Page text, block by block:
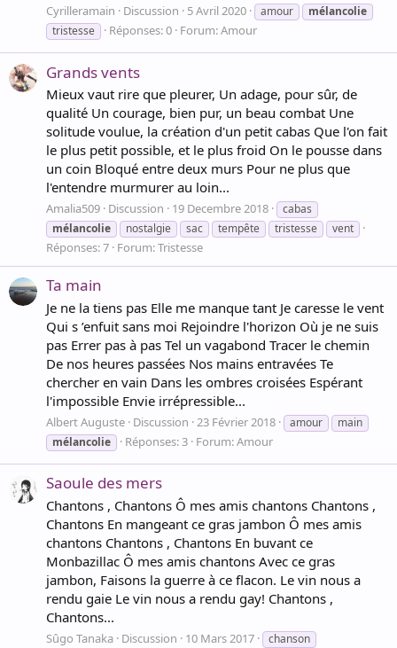
Cyrilleramain Discussion 5 Avril 2020 amour
mélancolie
tristesse
Réponses: 0 Forum:Amour
Grands vents
Mieux vaut rire que pleurer, Un adage, pour sûr, de
qualité Un courage, bien pur, un beau combat Une
solitude voulue, la création d'un petit cabas Que l'on fait
le plus petit possible, et le plus froid On le pousse dans
un coin Bloqué entre deux murs Pour ne plus que
l'entendre murmurer au loin...
Amalia509 Discussion 19 Decembre 2018
cabas
mélancolie
nostalgie sac tempête tristesse vent
Réponses: 7 Forum:Tristesse
Ta main
Je ne la tiens pas Elle me manque tant Je caresse le vent
Qui s ’enfuit sans moi Rejoindre l'horizon Où je ne suis
pas Errer pas à pas Tel un vagabond Tracer le chemin
De nos heures passées Nos mains entravées Te
chercher en vain Dans les ombres croisées Espérant
l'impossible Envie irrépressible...
Albert Auguste Discussion 23 Février 2018 amour
main
mélancolie
Réponses: 3 Forum:Amour
Saoule des mers
Chantons , Chantons Ô mes amis chantons Chantons ,
Chantons En mangeant ce gras jambon Ô mes amis
chantons Chantons , Chantons En buvant ce
Monbazillac Ô mes amis chantons Avec ce gras
jambon, Faisons la guerre à ce flacon. Le vin nous a
rendu gaie Le vin nous a rendu gay! Chantons ,
Chantons...
Sûgo Tanaka Discussion 10 Mars 2017
chanson